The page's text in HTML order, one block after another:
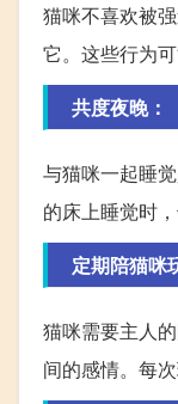
猫咪不喜欢被
它。这些行为
共度夜晚：
与猫咪一起睡
的床上睡觉时
定期陪猫咪
猫咪需要主人
间的感情。每